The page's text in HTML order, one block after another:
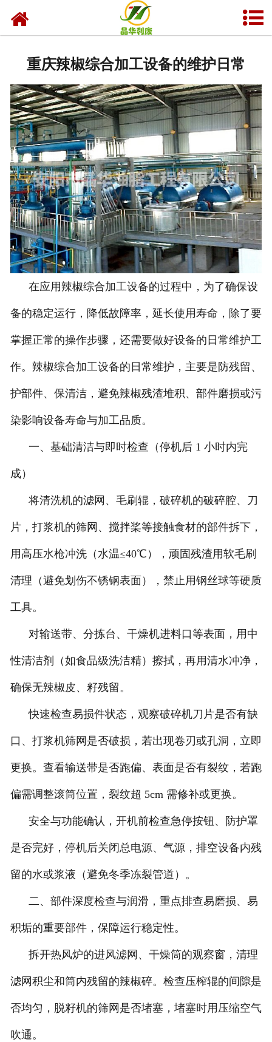
业务及应用
工程业绩
技术资料
新闻中心
关于晶华
联系我们
重庆辣椒综合加工设备的维护日常
在应用辣椒综合加工设备的过程中，为了确保设
备的稳定运行，降低故障率，延长使用寿命，除了要
掌握正常的操作步骤，还需要做好设备的日常维护工
作。辣椒综合加工设备的日常维护，主要是防残留、
护部件、保清洁，避免辣椒残渣堆积、部件磨损或污
染影响设备寿命与加工品质。
一、基础清洁与即时检查（停机后 1 小时内完
成）
将清洗机的滤网、毛刷辊，破碎机的破碎腔、刀
片，打浆机的筛网、搅拌桨等接触食材的部件拆下，
用高压水枪冲洗（水温≤40℃），顽固残渣用软毛刷
清理（避免划伤不锈钢表面），禁止用钢丝球等硬质
工具。
对输送带、分拣台、干燥机进料口等表面，用中
性清洁剂（如食品级洗洁精）擦拭，再用清水冲净，
确保无辣椒皮、籽残留。
快速检查易损件状态，观察破碎机刀片是否有缺
口、打浆机筛网是否破损，若出现卷刃或孔洞，立即
更换。查看输送带是否跑偏、表面是否有裂纹，若跑
偏需调整滚筒位置，裂纹超 5cm 需修补或更换。
安全与功能确认，开机前检查急停按钮、防护罩
是否完好，停机后关闭总电源、气源，排空设备内残
留的水或浆液（避免冬季冻裂管道）。
二、部件深度检查与润滑，重点排查易磨损、易
积垢的重要部件，保障运行稳定性。
拆开热风炉的进风滤网、干燥筒的观察窗，清理
滤网积尘和筒内残留的辣椒碎。检查压榨辊的间隙是
否均匀，脱籽机的筛网是否堵塞，堵塞时用压缩空气
吹通。